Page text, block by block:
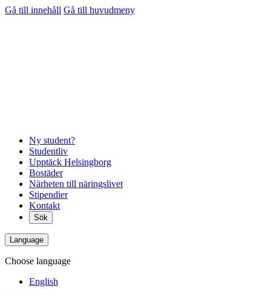
Gå till innehåll Gå till huvudmeny
Ny student?
Studentliv
Upptäck Helsingborg
Bostäder
Närheten till näringslivet
Stipendier
Kontakt
Sök
Language
Choose language
English